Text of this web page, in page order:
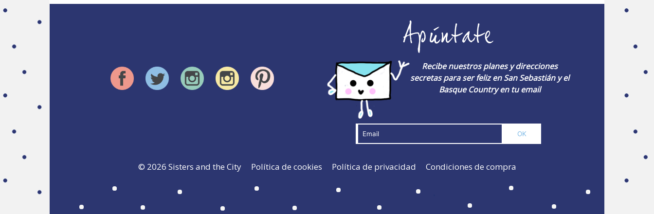
Apúntate
Recibe nuestros planes y direcciones
secretas para ser feliz en San Sebastián y el
Basque Country en tu email
© 2026 Sisters and the City Política de cookies Política de privacidad Condiciones de compra